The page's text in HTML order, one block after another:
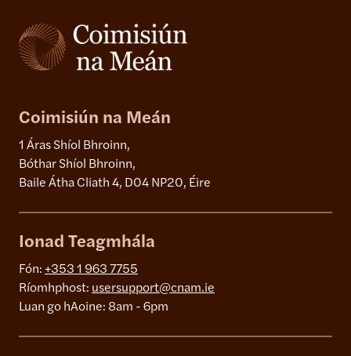
Coimisiún na Meán
1 Áras Shíol Bhroinn,
Bóthar Shíol Bhroinn,
Baile Átha Cliath 4, D04 NP20, Éire
Ionad Teagmhála
Fón: +353 1 963 7755
Ríomhphost: usersupport@cnam.ie
Luan go hAoine: 8am - 6pm